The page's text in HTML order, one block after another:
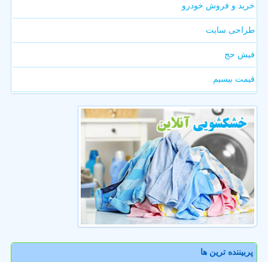
خرید و فروش خودرو
طراحی سایت
فیش حج
قیمت بیسیم
پربیننده ترین ها